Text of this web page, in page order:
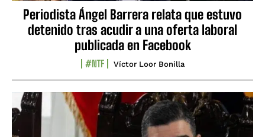
Periodista Ángel Barrera relata que estuvo
detenido tras acudir a una oferta laboral
publicada en Facebook
#NTF Víctor Loor Bonilla